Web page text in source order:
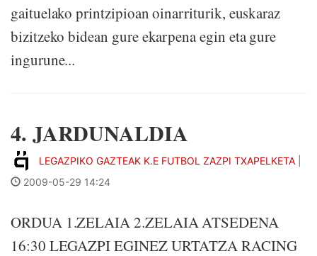
gaituelako printzipioan oinarriturik, euskaraz
bizitzeko bidean gure ekarpena egin eta gure
ingurune...
4. JARDUNALDIA
LEGAZPIKO GAZTEAK K.E FUTBOL ZAZPI TXAPELKETA
2009-05-29 14:24
ORDUA 1.ZELAIA 2.ZELAIA ATSEDENA
16:30 LEGAZPI EGINEZ URTATZA RACING